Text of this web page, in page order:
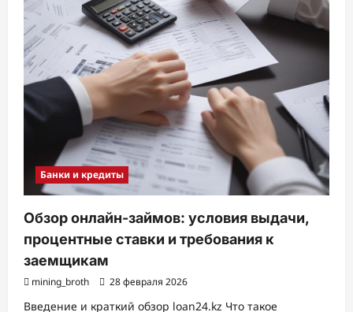
Банки и кредиты
Обзор онлайн-займов: условия выдачи,
процентные ставки и требования к
заемщикам
mining_broth 28 февраля 2026
Введение и краткий обзор loan24.kz Что такое